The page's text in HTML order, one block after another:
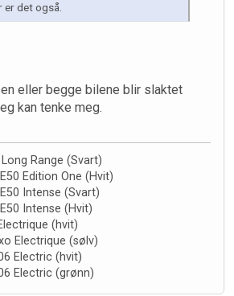
er det også.
eller begge bilene blir slaktet
kan tenke meg.
Range (Svart)
Edition One (Hvit)
Intense (Svart)
Intense (Hvit)
(hvit)
Electrique (sølv)
Electric (hvit)
Electric (grønn)